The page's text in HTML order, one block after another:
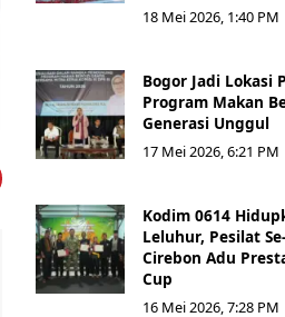
18 Mei 2026, 1:40 PM
Bogor Jadi Lokasi
Program Makan
Generasi Unggul
17 Mei 2026, 6:21 PM
Kodim 0614
Leluhur, Pesilat
Cirebon Adu
Cup
16 Mei 2026, 7:28 PM